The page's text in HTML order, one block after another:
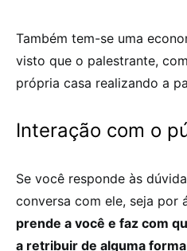
Também tem-se uma
visto que o palestrante,
própria casa realizando a
Interação com o
Se você responde às
conversa com ele, seja por
prende a você e faz com
a retribuir de alguma